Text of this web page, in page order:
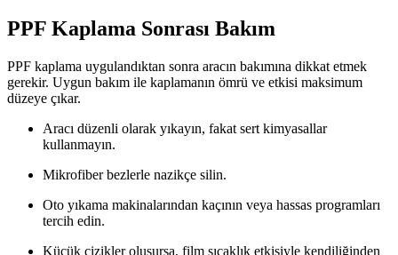
PPF Kaplama Sonrası Bakım
PPF kaplama uygulandıktan sonra aracın bakımına dikkat etmek
gerekir. Uygun bakım ile kaplamanın ömrü ve etkisi maksimum
düzeye çıkar.
Aracı düzenli olarak yıkayın, fakat sert kimyasallar
kullanmayın.
Mikrofiber bezlerle nazikçe silin.
Oto yıkama makinalarından kaçının veya hassas programları
tercih edin.
Küçük çizikler oluşursa, film sıcaklık etkisiyle kendiliğinden